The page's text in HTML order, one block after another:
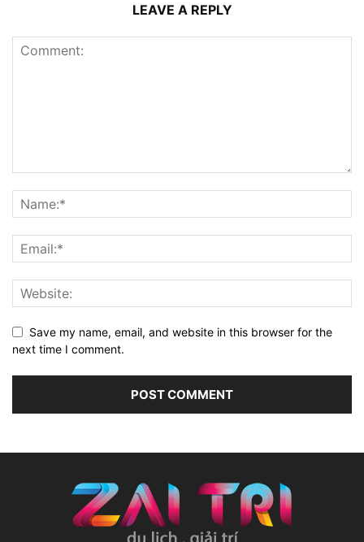
LEAVE A REPLY
Save my name, email, and website in this browser for the
next time I comment.